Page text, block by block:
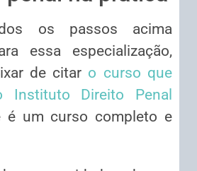
os passos acima
essa especialização,
de citar o curso que
Instituto Direito Penal
é um curso completo e